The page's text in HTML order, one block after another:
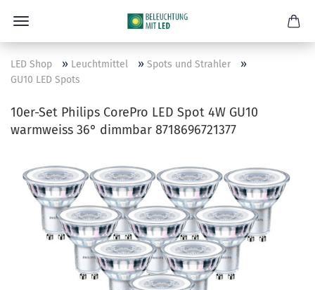
LED Shop » Leuchtmittel » Spots und Strahler »
GU10 LED Spots
10er-Set Philips CorePro LED Spot 4W GU10
warmweiss 36° dimmbar 8718696721377